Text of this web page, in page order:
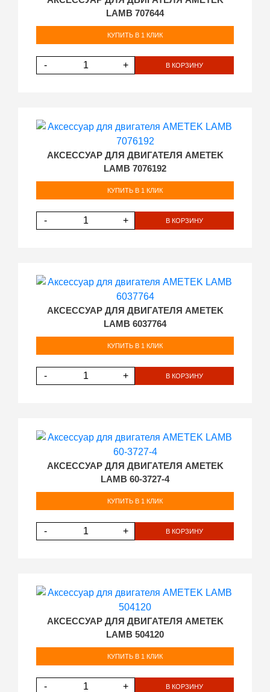
LAMB 707644
КУПИТЬ В 1 КЛИК
- + В КОРЗИНУ
АКСЕССУАР ДЛЯ ДВИГАТЕЛЯ AMETEK
LAMB 7076192
КУПИТЬ В 1 КЛИК
- + В КОРЗИНУ
АКСЕССУАР ДЛЯ ДВИГАТЕЛЯ AMETEK
LAMB 6037764
КУПИТЬ В 1 КЛИК
- + В КОРЗИНУ
АКСЕССУАР ДЛЯ ДВИГАТЕЛЯ AMETEK
LAMB 60-3727-4
КУПИТЬ В 1 КЛИК
- + В КОРЗИНУ
АКСЕССУАР ДЛЯ ДВИГАТЕЛЯ AMETEK
LAMB 504120
КУПИТЬ В 1 КЛИК
- + В КОРЗИНУ